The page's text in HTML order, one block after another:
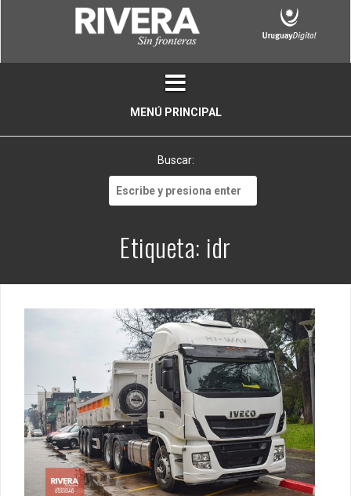
MENÚ PRINCIPAL
Buscar:
Etiqueta: idr